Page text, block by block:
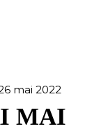
mai 2022
MAI